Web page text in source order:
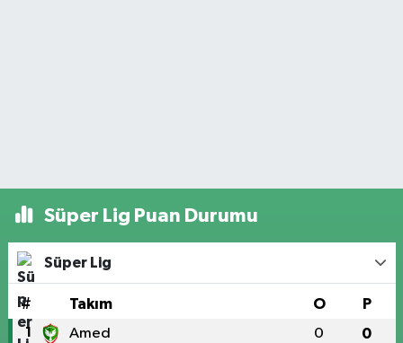
Süper Lig Puan Durumu
Süper Lig
# Takım O P
1 Amed 0 0